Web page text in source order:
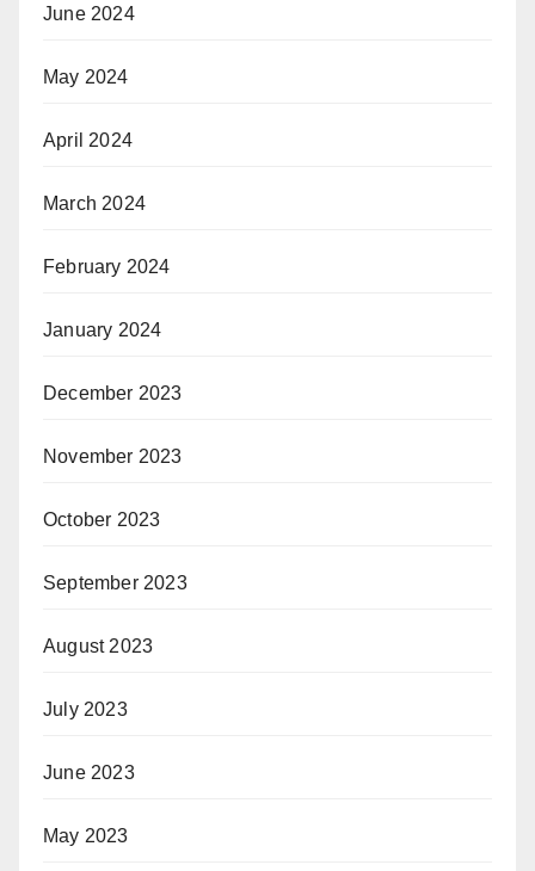
June 2024
May 2024
April 2024
March 2024
February 2024
January 2024
December 2023
November 2023
October 2023
September 2023
August 2023
July 2023
June 2023
May 2023